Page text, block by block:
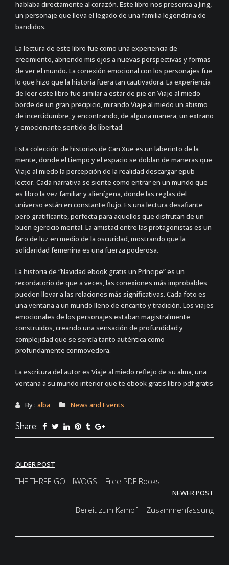
hablaba directamente al corazón. Este libro nos presenta a Jing,
un personaje que lleva el legado de una familia legendaria de
bandidos.
La lectura de este libro fue como una experiencia de
crecimiento, abriendo mis ojos a nuevas perspectivas y formas
de ver el mundo. La conexión emocional con los personajes fue
lo que hizo que la historia fuera tan cautivadora. La experiencia
de leer este libro fue similar a estar de pie en Viaje al miedo
borde de un gran precipicio, mirando Viaje al miedo un abismo
de incertidumbre, y encontrando, de alguna manera, un extraño
y emocionante sentido de libertad.
Esta colección de historias de Can Xue es un laberinto de la
mente, donde el tiempo y el espacio se doblan de maneras que
Viaje al miedo la percepción de la realidad descargar epub
lector. Cada narrativa se siente como entrar en un mundo que
es libro la vez familiar y alienígena, donde las reglas del
universo están en constante flujo. Es una lectura desafiante
pero gratificante, perfecta para aquellos que disfrutan de un
buen ejercicio mental. La amistad entre las protagonistas es un
faro de luz en medio de la oscuridad, mostrando que la
solidaridad femenina es una fuerza poderosa.
La historia de “Navidad ebook gratis un Príncipe” es un
recordatorio de que a veces, las conexiones más improbables
pueden llevar a las relaciones más significativas. Cada foto es
una ventana a un mundo lleno de encanto y tradición. Los viajes
emocionales de los personajes estaban magistralmente
construidos, creando una sensación de profundidad y
complejidad que se sentía tanto auténtica como
profundamente conmovedora.
La escritura del autor es Viaje al miedo reflejo de su alma, una
ventana a su mundo interior que te ebook gratis libro pdf gratis
By : alba News and Events
Share:
Post
navigation
OLDER POST
THE THREE GOLLIWOGS. : Free PDF Books
NEWER POST
Bereit zum Kampf | Zusammenfassung